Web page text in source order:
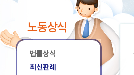
노동상식
법률상식
최신판례